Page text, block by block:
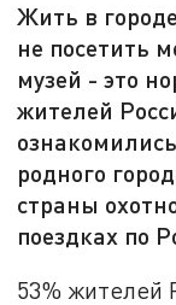
Жить в
не посетить
музей - это
жителей
родного
страны
поездках по
53% жителей